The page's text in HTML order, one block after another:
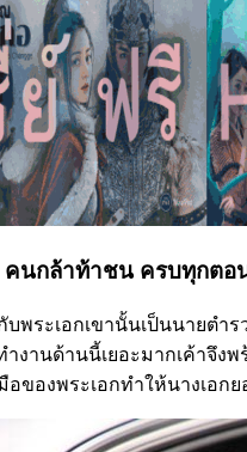
คนกล้าท้าชน ครบทุกตอ
กับพระเอกเขานั้นเป็นนาย
านด้านนี้เยอะมากเค้าจึงพ
ของพระเอกทำให้นางเอก